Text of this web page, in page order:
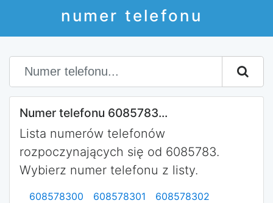
numer telefonu
Numer telefonu 6085783...
Lista numerów telefonów
rozpoczynających się od 6085783.
Wybierz numer telefonu z listy.
608578300 608578301
608578302